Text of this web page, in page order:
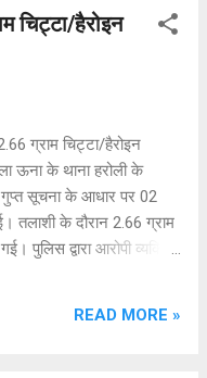
तहसील पालमपुर जिला
पालमपुर में कंप्यूटर ऑपरेटर
कुमार पुत्र राम सरन उम्र
सरकारी सिद्धपुर तहसील
खेल विभाग में ड्राइवर के
कुमार पुत्र मकीत सिंह उम्र
चिट्टा/हैरोइन
ग्राम चिट्टा/हैरोइन
ऊना के थाना हरोली के
गुप्त सूचना के आधार पर 02
तलाशी के दौरान 2.66 ग्राम
पुलिस द्वारा आरोपी व्यक्तियों
READ MORE »